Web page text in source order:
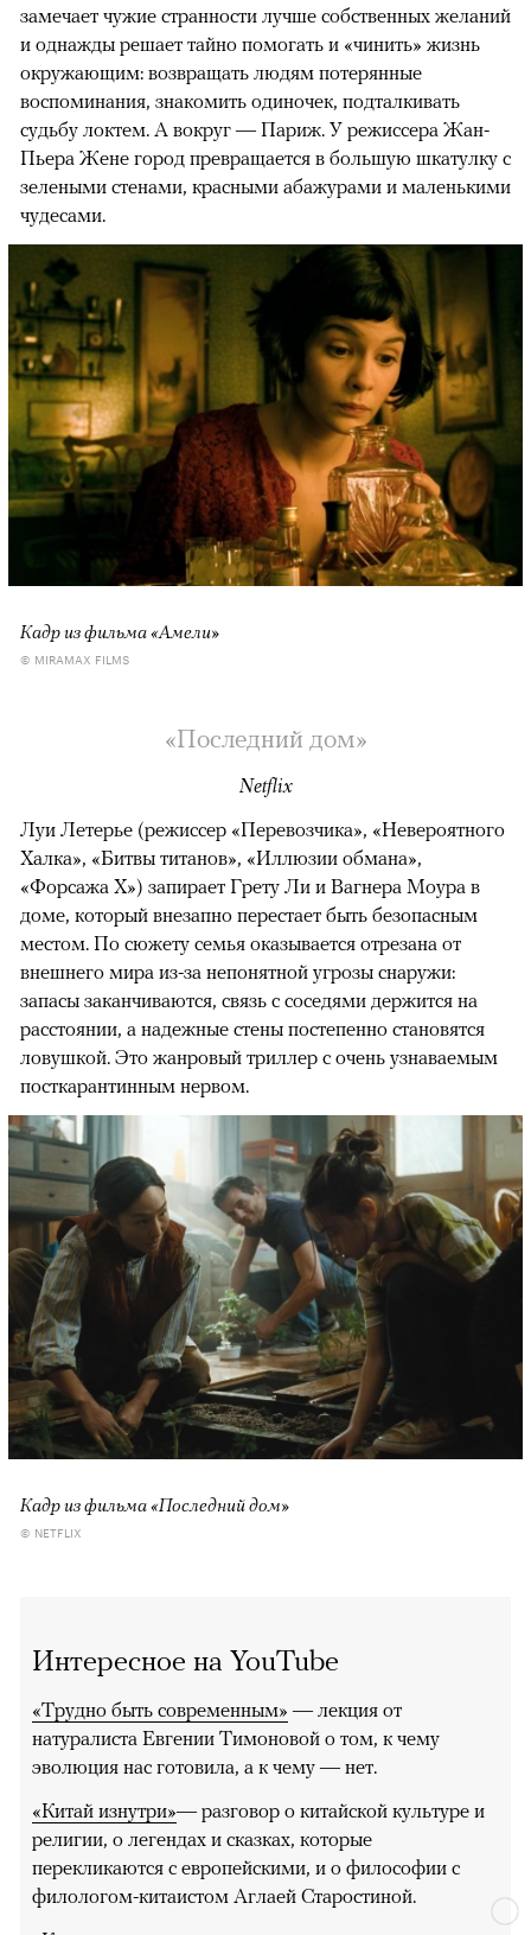
замечает чужие странности лучше собственных желаний
и однажды решает тайно помогать и «чинить» жизнь
окружающим: возвращать людям потерянные
воспоминания, знакомить одиночек, подталкивать
судьбу локтем. А вокруг — Париж. У режиссера Жан-
Пьера Жене город превращается в большую шкатулку с
зелеными стенами, красными абажурами и маленькими
чудесами.
Кадр из фильма «Амели»
© MIRAMAX FILMS
«Последний дом»
Netflix
Луи Летерье (режиссер «Перевозчика», «Невероятного
Халка», «Битвы титанов», «Иллюзии обмана»,
«Форсажа X») запирает Грету Ли и Вагнера Моура в
доме, который внезапно перестает быть безопасным
местом. По сюжету семья оказывается отрезана от
внешнего мира из-за непонятной угрозы снаружи:
запасы заканчиваются, связь с соседями держится на
расстоянии, а надежные стены постепенно становятся
ловушкой. Это жанровый триллер с очень узнаваемым
посткарантинным нервом.
Кадр из фильма «Последний дом»
© NETFLIX
Интересное на YouTube
«Трудно быть современным» — лекция от
натуралиста Евгении Тимоновой о том, к чему
эволюция нас готовила, а к чему — нет.
«Китай изнутри»— разговор о китайской культуре и
религии, о легендах и сказках, которые
перекликаются с европейскими, и о философии с
филологом-китаистом Аглаей Старостиной.